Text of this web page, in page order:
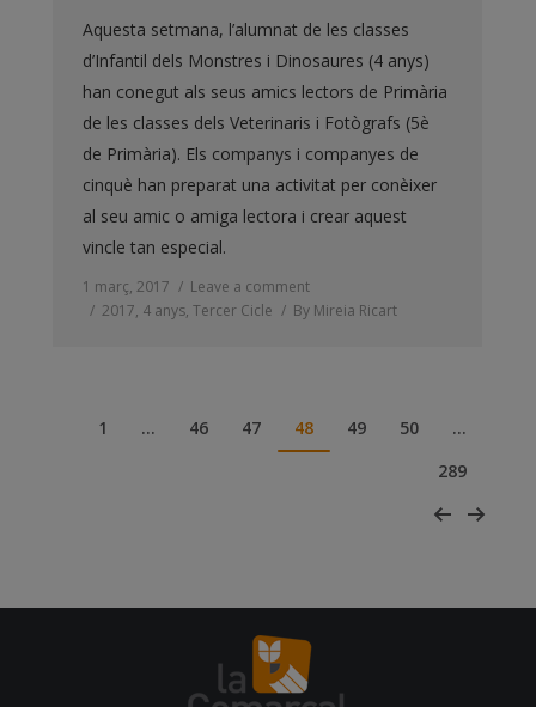
Aquesta setmana, l’alumnat de les classes
d’Infantil dels Monstres i Dinosaures (4 anys)
han conegut als seus amics lectors de Primària
de les classes dels Veterinaris i Fotògrafs (5è
de Primària). Els companys i companyes de
cinquè han preparat una activitat per conèixer
al seu amic o amiga lectora i crear aquest
vincle tan especial.
1 març, 2017
Leave a comment
2017, 4 anys, Tercer Cicle By Mireia Ricart
1 … 46 47 48 49 50
…
289